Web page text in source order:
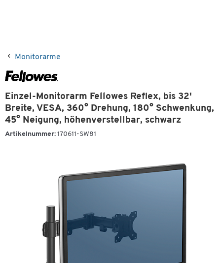
Monitorarme
Einzel-Monitorarm Fellowes Reflex, bis 32'
Breite, VESA, 360° Drehung, 180° Schwenkung,
45° Neigung, höhenverstellbar, schwarz
Artikelnummer: 170611-SW81